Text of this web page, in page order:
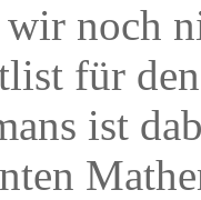
noch
für
ist